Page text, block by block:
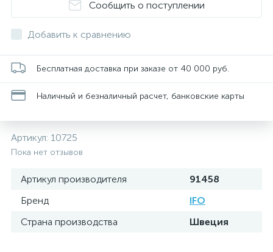
Сообщить о поступлении
Добавить к сравнению
Бесплатная доставка при заказе от 40 000 руб.
Наличный и безналичный расчет, банковские карты
Артикул: 10725
Пока нет отзывов
Артикул производителя
91458
Бренд
IFO
Страна производства
Швеция